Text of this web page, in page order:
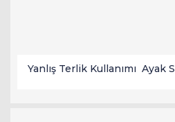
Yanlış Terlik Kullanımı Ayak